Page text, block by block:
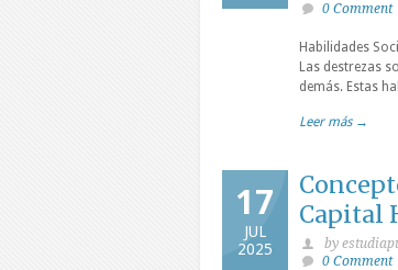
0 Comment
Habilidades
Las destrezas
demás. Estas
Leer más →
17
JUL
2025
Capital
by
0 Comment